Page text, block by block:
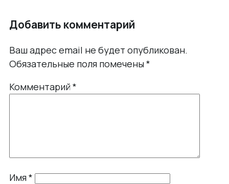
Добавить комментарий
Ваш адрес email не будет опубликован.
Обязательные поля помечены*
Комментарий*
Имя*